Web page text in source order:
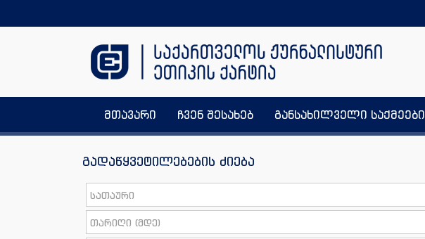
მთავარი ჩვენ შესახებ განსახილველი საქმეები
გადაწყვეტილებების ძიება